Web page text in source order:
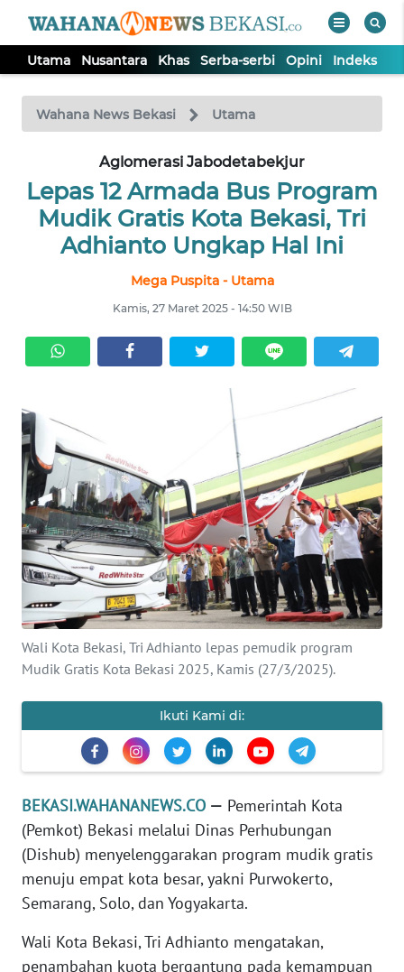
Utama Nusantara Khas Serba-serbi Opini Indeks
Wahana News Bekasi Utama
Aglomerasi Jabodetabekjur
Lepas 12 Armada Bus Program
Mudik Gratis Kota Bekasi, Tri
Adhianto Ungkap Hal Ini
Mega Puspita - Utama
Kamis, 27 Maret 2025 - 14:50 WIB
Wali Kota Bekasi, Tri Adhianto lepas pemudik program
Mudik Gratis Kota Bekasi 2025, Kamis (27/3/2025).
Ikuti Kami di:
BEKASI.WAHANANEWS.CO — Pemerintah Kota
(Pemkot) Bekasi melalui Dinas Perhubungan
(Dishub) menyelenggarakan program mudik gratis
menuju empat kota besar, yakni Purwokerto,
Semarang, Solo, dan Yogyakarta.
Wali Kota Bekasi, Tri Adhianto mengatakan,
penambahan kuota bergantung pada kemampuan
TV
Tutup
NUSANTARA
SERBI
Informasi
INDEKS
BERITA
KONTAK
KAMI
INFO
IKLAN
TENTANG
SIBER
REDAKSI
KARIR